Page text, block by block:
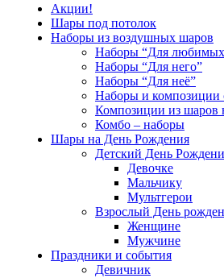
Акции!
Шары под потолок
Наборы из воздушных шаров
Наборы “Для
Наборы “Для него”
Наборы “Для неё”
Наборы и композиции
Композиции из шаров
Комбо – наборы
Шары на День Рождения
Детский День
Девочке
Мальчику
Мультгерои
Взрослый День
Женщине
Мужчине
Праздники и события
Девичник